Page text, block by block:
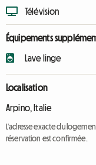
Télévision
Équipements
Lave linge
Localisation
Arpino, Italie
L'adresse exacte du
réservation est confirmée.